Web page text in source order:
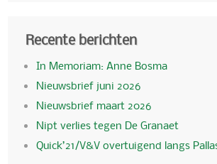
Recente berichten
In Memoriam: Anne Bosma
Nieuwsbrief juni 2026
Nieuwsbrief maart 2026
Nipt verlies tegen De Granaet
Quick’21/V&V overtuigend langs